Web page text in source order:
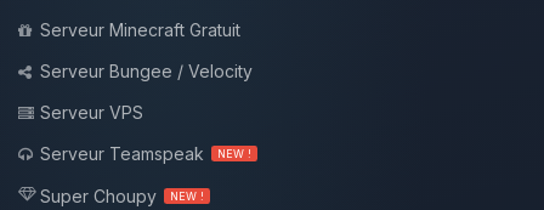
Serveur Minecraft Gratuit
Serveur Bungee / Velocity
Serveur VPS
Serveur Teamspeak
NEW !
Super Choupy NEW !